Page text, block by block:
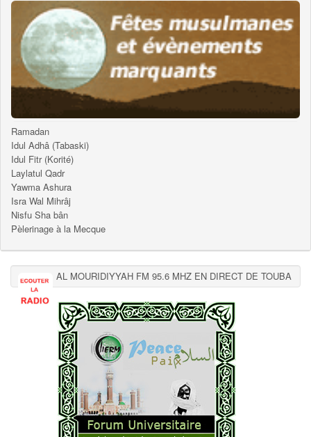
Ramadan
Idul Adhâ (Tabaski)
Idul Fitr (Korité)
Laylatul Qadr
Yawma Ashura
Isra Wal Mihrâj
Nisfu Sha bân
Pèlerinage à la Mecque
AL MOURIDIYYAH FM 95.6 MHZ EN DIRECT DE TOUBA